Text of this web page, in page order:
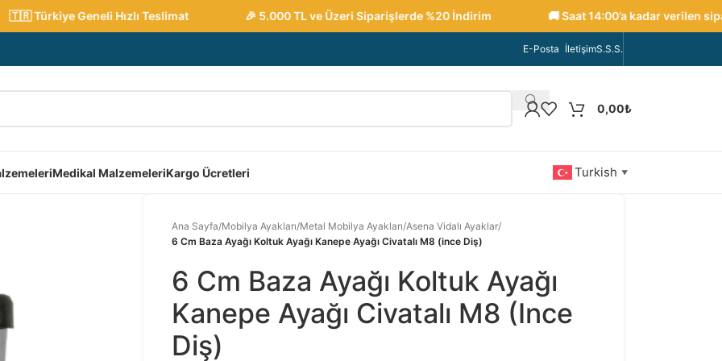
Türkiye Geneli Hızlı Teslimat 🎉 5.000 TL ve Üzeri Siparişlerde %20 İndirim 🚚 Saat 14:00’a kadar verilen
E-Posta İletişimS.S.S.
0,00₺
Medikal MalzemeleriKargo Ücretleri Turkish ▼
Ana Sayfa/Mobilya Ayakları/Metal Mobilya Ayakları/Asena Vidalı Ayaklar/
6 Cm Baza Ayağı Koltuk Ayağı Kanepe Ayağı Civatalı M8 (ince Diş)
6 Cm Baza Ayağı Koltuk Ayağı
Kanepe Ayağı Civatalı M8 (ince
Diş)